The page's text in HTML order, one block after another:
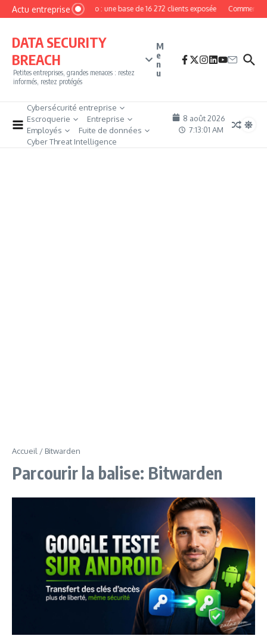
Aller au contenu
Actu entrepriseMyPhoto : une base de 16 272 clients exposée Comment
DATA SECURITY
BREACH
Petites entreprises, grandes menaces : restez
informés, restez protégés
M
e
n
u
Cybersécurité entreprise
Escroquerie
Entreprise
Employés
Fuite de données
Cyber Threat Intelligence
8 août 2026
7:13:01 AM
Accueil / Bitwarden
Parcourir la balise: Bitwarden